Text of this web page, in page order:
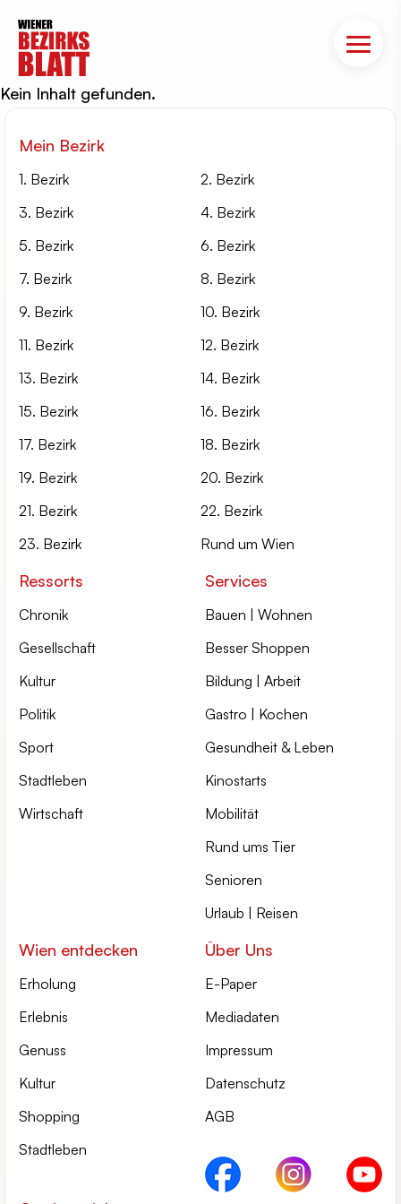
Kein Inhalt gefunden.
Mein Bezirk
1. Bezirk
2. Bezirk
3. Bezirk
4. Bezirk
5. Bezirk
6. Bezirk
7. Bezirk
8. Bezirk
9. Bezirk
10. Bezirk
11. Bezirk
12. Bezirk
13. Bezirk
14. Bezirk
15. Bezirk
16. Bezirk
17. Bezirk
18. Bezirk
19. Bezirk
20. Bezirk
21. Bezirk
22. Bezirk
23. Bezirk
Rund um Wien
Ressorts
Chronik
Gesellschaft
Kultur
Politik
Sport
Stadtleben
Wirtschaft
Services
Bauen | Wohnen
Besser Shoppen
Bildung | Arbeit
Gastro | Kochen
Gesundheit & Leben
Kinostarts
Mobilität
Rund ums Tier
Senioren
Urlaub | Reisen
Wien entdecken
Erholung
Erlebnis
Genuss
Kultur
Shopping
Stadtleben
Über Uns
E-Paper
Mediadaten
Impressum
Datenschutz
AGB